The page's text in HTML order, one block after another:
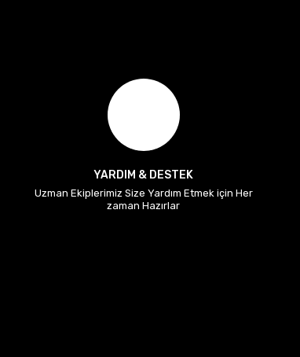
YARDIM & DESTEK
Uzman Ekiplerimiz Size Yardım Etmek için Her
zaman Hazırlar